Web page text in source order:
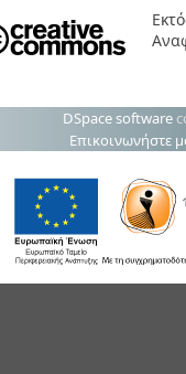
DSpace software
Επικοινωνήστε